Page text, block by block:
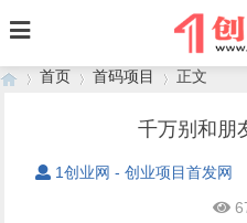
首页
›
首码项目
›
正文
千万别和朋
1创业网 - 创业项目首发网